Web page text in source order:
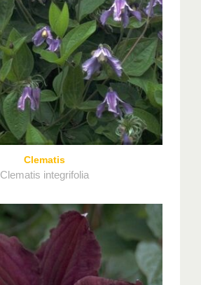
Clematis
Clematis integrifolia